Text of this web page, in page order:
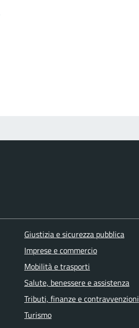
Giustizia e sicurezza pubblica
Imprese e commercio
Mobilità e trasporti
Salute, benessere e assistenza
Tributi, finanze e contravvenzioni
Turismo